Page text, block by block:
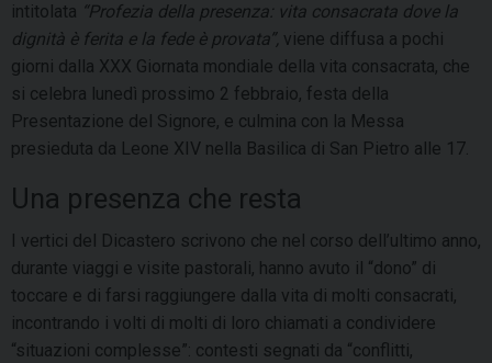
intitolata “Profezia della presenza: vita consacrata dove la
dignità è ferita e la fede è provata”, viene diffusa a pochi
giorni dalla XXX Giornata mondiale della vita consacrata, che
si celebra lunedì prossimo 2 febbraio, festa della
Presentazione del Signore, e culmina con la Messa
presieduta da Leone XIV nella Basilica di San Pietro alle 17.
Una presenza che resta
I vertici del Dicastero scrivono che nel corso dell’ultimo anno,
durante viaggi e visite pastorali, hanno avuto il “dono” di
toccare e di farsi raggiungere dalla vita di molti consacrati,
incontrando i volti di molti di loro chiamati a condividere
“situazioni complesse”: contesti segnati da “conflitti,